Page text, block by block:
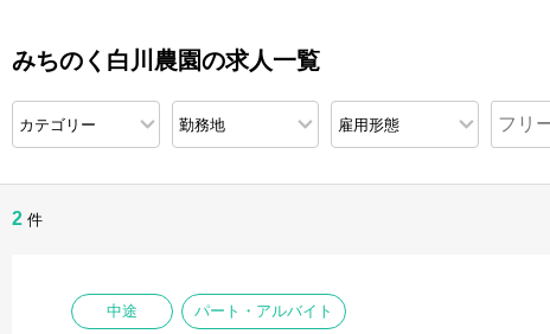
みちのく白川農園の求人一覧
2 件
中途 パート・アルバイト